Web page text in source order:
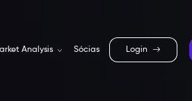
Analysis Sócias Login